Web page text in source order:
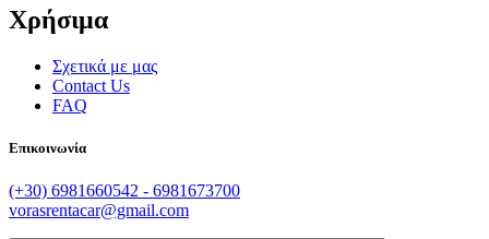
Χρήσιμα
Σχετικά με μας
Contact Us
FAQ
Επικοινωνία
(+30) 6981660542 - 6981673700
vorasrentacar@gmail.com